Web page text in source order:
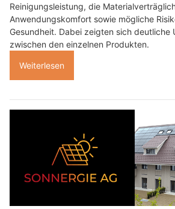
Reinigungsleistung, die
Anwendungskomfort sowie mögliche
Gesundheit. Dabei zeigten sich deutliche
zwischen den einzelnen Produkten.
Weiterlesen